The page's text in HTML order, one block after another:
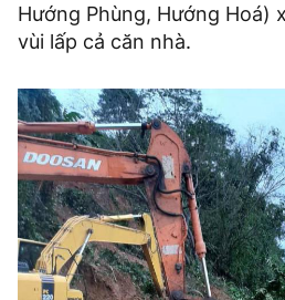
Hướng Phùng, Hướng Hoá)
vùi lấp cả căn nhà.